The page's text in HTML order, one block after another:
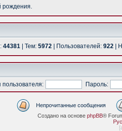
рождения.
44381 | Тем: 5972 | Пользователей: 922 |
пользователя:
Пароль:
Непрочитанные сообщения
Создано на основе phpBB®
[